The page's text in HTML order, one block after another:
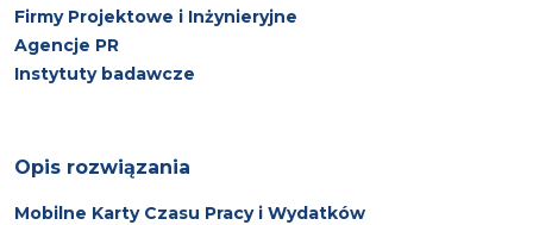
Firmy Projektowe i Inżynieryjne
Agencje PR
Instytuty badawcze
Opis rozwiązania
Mobilne Karty Czasu Pracy i Wydatków